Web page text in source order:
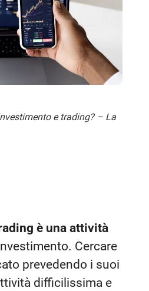
e trading? – La
è una attività
Cercare
prevedendo i suoi
difficilissima e